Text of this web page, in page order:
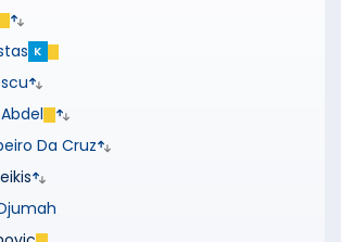
K
Da Cruz